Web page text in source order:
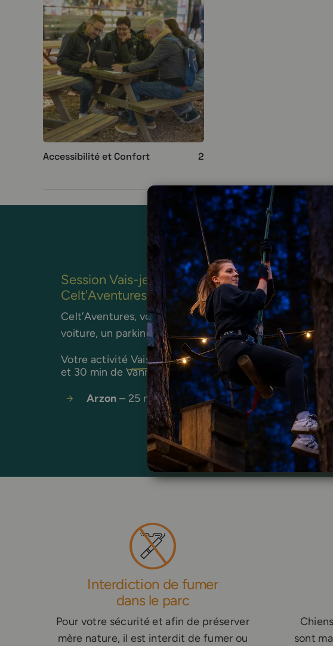
Accessibilité et Confort 2
Session Vais-je trouver de l’eau potable sur
Celt'Aventures !
Celt’Aventures, votre parc de loisirs en plein air au
voiture, un parking gratuit est disponible sur place.
Votre activité Vais-je trouver de l’eau potable sur place
et 30 min de Vannes.
Arzon – 25 min |Damgan– 30 min |Lorient – 1h |
Interdiction de fumer
dans le parc
Pour votre sécurité et afin de préserver
mère nature, il est interdit de fumer ou
sont